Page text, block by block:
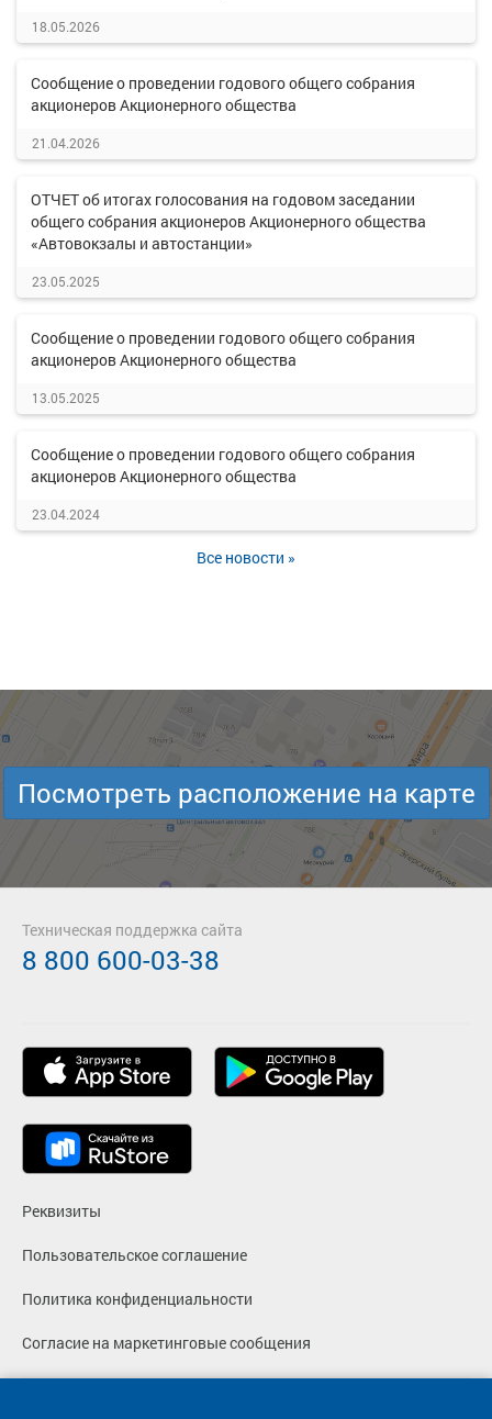
18.05.2026
Сообщение о проведении годового общего собрания
акционеров Акционерного общества
21.04.2026
ОТЧЕТ об итогах голосования на годовом заседании
общего собрания акционеров Акционерного общества
«Автовокзалы и автостанции»
23.05.2025
Сообщение о проведении годового общего собрания
акционеров Акционерного общества
13.05.2025
Сообщение о проведении годового общего собрания
акционеров Акционерного общества
23.04.2024
Все новости »
Посмотреть расположение на карте
Реквизиты
Пользовательское соглашение
Политика конфиденциальности
Согласие на маркетинговые сообщения
Техническая поддержка сайта
8 800 600-03-38